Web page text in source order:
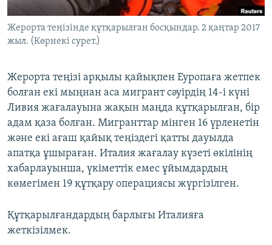
Басқа тілдерде
Жерорта теңізінде құтқарылған босқындар. 2 қаңтар 2017
жыл. (Көрнекі сурет.)
Жерорта теңізі арқылы қайықпен Еуропаға жетпек
болған екі мыңнан аса мигрант сәуірдің 14-і күні
Ливия жағалауына жақын маңда құтқарылған, бір
адам қаза болған. Мигранттар мінген 16 үрленетін
және екі ағаш қайық теңіздегі қатты дауылда
апатқа ұшыраған. Италия жағалау күзеті өкілінің
хабарлауынша, үкіметтік емес ұйымдардың
көмегімен 19 құтқару операциясы жүргізілген.
Құтқарылғандардың барлығы Италияға
жеткізілмек.